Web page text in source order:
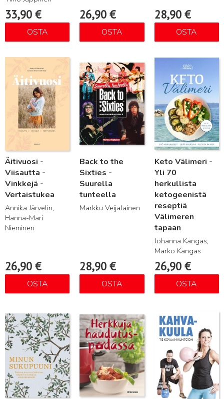
33,90 €
OSTA
26,90€
OSTA
28,90 €
OSTA
Äitivuosi -
Viisautta -
Vinkkejä -
Vertaistukea
Annika Järvelin,
Hanna-Mari
Nieminen
26,90 €
OSTA
Back to the
Sixties -
Suurella
tunteella
Markku Veijalainen
28,90€
OSTA
Lue lisää
Keto Välimeri -
Yli 70
herkullista
ketogeenistä
reseptiä
Välimeren
tapaan
Johanna Kangas,
Marko Kangas
26,90 €
OSTA
Lue lisää
Lue lisää Lue lisää Lue lisää